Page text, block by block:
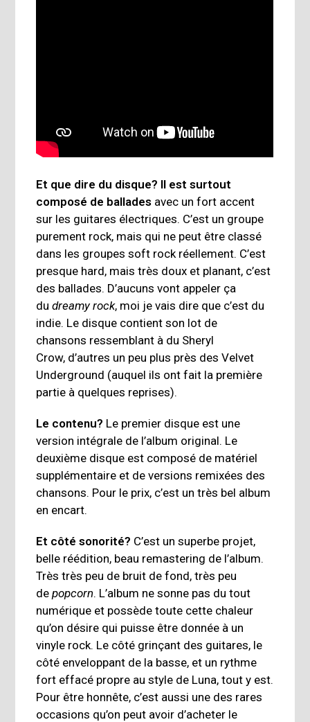
Et que dire du disque? Il est surtout
composé de ballades avec un fort accent
sur les guitares électriques. C’est un groupe
purement rock, mais qui ne peut être classé
dans les groupes soft rock réellement. C’est
presque hard, mais très doux et planant, c’est
des ballades. D’aucuns vont appeler ça
dudreamy rock, moi je vais dire que c’est du
indie. Le disque contient son lot de
chansons ressemblant à du Sheryl
Crow, d’autres un peu plus près des Velvet
Underground (auquel ils ont fait la première
partie à quelques reprises).
Le contenu? Le premier disque est une
version intégrale de l’album original. Le
deuxième disque est composé de matériel
supplémentaire et de versions remixées des
chansons. Pour le prix, c’est un très bel album
en encart.
Et côté sonorité? C’est un superbe projet,
belle réédition, beau remastering de l’album.
Très très peu de bruit de fond, très peu
depopcorn. L’album ne sonne pas du tout
numérique et possède toute cette chaleur
qu’on désire qui puisse être donnée à un
vinyle rock. Le côté grinçant des guitares, le
côté enveloppant de la basse, et un rythme
fort effacé propre au style de Luna, tout y est.
Pour être honnête, c’est aussi une des rares
occasions qu’on peut avoir d’acheter le